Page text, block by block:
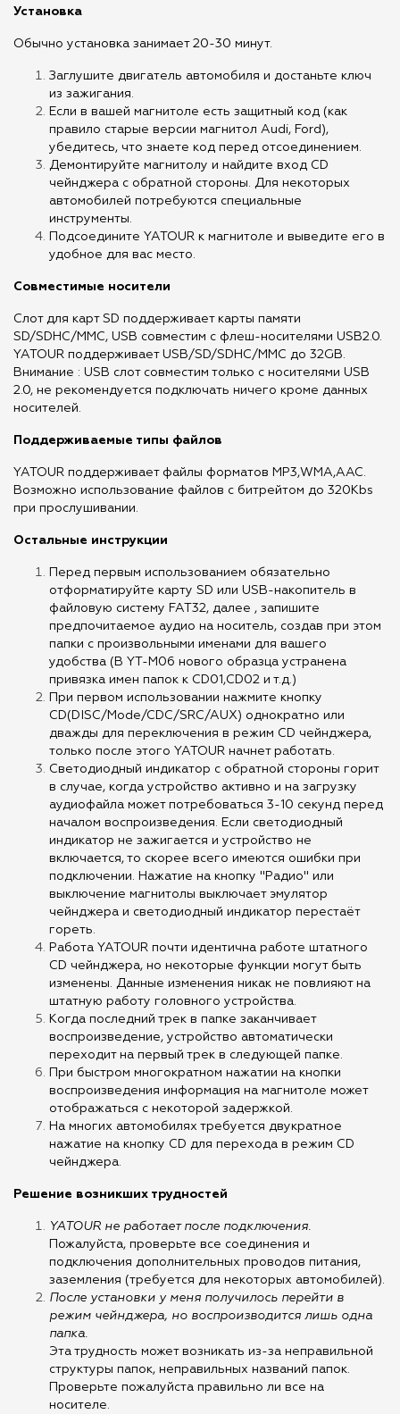
Установка
Обычно установка занимает 20-30 минут.
Заглушите двигатель автомобиля и достаньте ключ
из зажигания.
Если в вашей магнитоле есть защитный код (как
правило старые версии магнитол Audi, Ford),
убедитесь, что знаете код перед отсоединением.
Демонтируйте магнитолу и найдите вход CD
чейнджера с обратной стороны. Для некоторых
автомобилей потребуются специальные
инструменты.
Подсоедините YATOUR к магнитоле и выведите его в
удобное для вас место.
Совместимые носители
Слот для карт SD поддерживает карты памяти
SD/SDHC/MMC, USB совместим с флеш-носителями USB2.0.
YATOUR поддерживает USB/SD/SDHC/MMC до 32GB.
Внимание : USB слот совместим только с носителями USB
2.0, не рекомендуется подключать ничего кроме данных
носителей.
Поддерживаемые типы файлов
YATOUR поддерживает файлы форматов MP3,WMA,AAC.
Возможно использование файлов с битрейтом до 320Kbs
при прослушивании.
Остальные инструкции
Перед первым использованием обязательно
отформатируйте карту SD или USB-накопитель в
файловую систему FAT32, далее , запишите
предпочитаемое аудио на носитель, создав при этом
папки с произвольными именами для вашего
удобства (В YT-M06 нового образца устранена
привязка имен папок к CD01,CD02 и т.д.)
При первом использовании нажмите кнопку
CD(DISC/Mode/CDC/SRC/AUX) однократно или
дважды для переключения в режим CD чейнджера,
только после этого YATOUR начнет работать.
Светодиодный индикатор с обратной стороны горит
в случае, когда устройство активно и на загрузку
аудиофайла может потребоваться 3-10 секунд перед
началом воспроизведения. Если светодиодный
индикатор не зажигается и устройство не
включается, то скорее всего имеются ошибки при
подключении. Нажатие на кнопку "Радио" или
выключение магнитолы выключает эмулятор
чейнджера и светодиодный индикатор перестаёт
гореть.
Работа YATOUR почти идентична работе штатного
CD чейнджера, но некоторые функции могут быть
изменены. Данные изменения никак не повлияют на
штатную работу головного устройства.
Когда последний трек в папке заканчивает
воспроизведение, устройство автоматически
переходит на первый трек в следующей папке.
При быстром многократном нажатии на кнопки
воспроизведения информация на магнитоле может
отображаться с некоторой задержкой.
На многих автомобилях требуется двукратное
нажатие на кнопку CD для перехода в режим CD
чейнджера.
Решение возникших трудностей
YATOUR не работает после подключения.
Пожалуйста, проверьте все соединения и
подключения дополнительных проводов питания,
заземления (требуется для некоторых автомобилей).
После установки у меня получилось перейти в
режим чейнджера, но воспроизводится лишь одна
папка.
Эта трудность может возникать из-за неправильной
структуры папок, неправильных названий папок.
Проверьте пожалуйста правильно ли все на
носителе.